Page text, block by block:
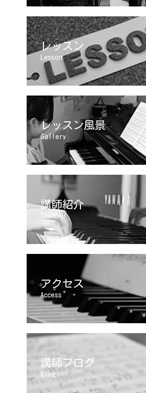
レッスン
Lesson
レッスン風景
Gallery
講師紹介
Teacher
アクセス
Access
講師ブログ
Blog